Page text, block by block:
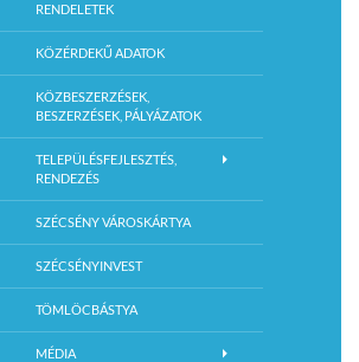
RENDELETEK
KÖZÉRDEKŰ ADATOK
KÖZBESZERZÉSEK,
BESZERZÉSEK, PÁLYÁZATOK
TELEPÜLÉSFEJLESZTÉS,
RENDEZÉS
SZÉCSÉNY VÁROSKÁRTYA
SZÉCSÉNYINVEST
TÖMLÖCBÁSTYA
MÉDIA